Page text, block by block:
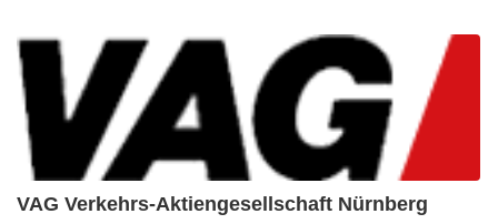
VAG Verkehrs-Aktiengesellschaft Nürnberg